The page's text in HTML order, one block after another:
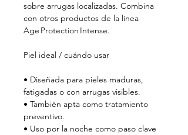
sobre arrugas localizadas. Combina
con otros productos de la línea
Age Protection Intense.
Piel ideal / cuándo usar
• Diseñada para pieles maduras,
fatigadas o con arrugas visibles.
• También apta como tratamiento
preventivo.
• Uso por la noche como paso clave